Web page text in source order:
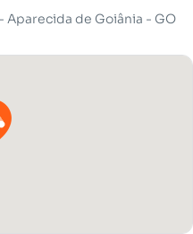
Aparecida de Goiânia - GO